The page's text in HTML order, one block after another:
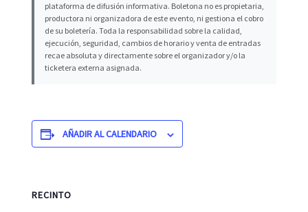
plataforma de difusión informativa. Boletona no es propietaria,
productora ni organizadora de este evento, ni gestiona el cobro
de su boletería. Toda la responsabilidad sobre la calidad,
ejecución, seguridad, cambios de horario y venta de entradas
recae absoluta y directamente sobre el organizador y/o la
ticketera externa asignada.
AÑADIR AL CALENDARIO
RECINTO